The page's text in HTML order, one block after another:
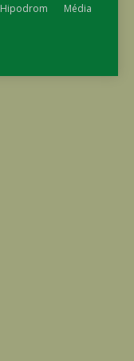
Hipodrom
Média